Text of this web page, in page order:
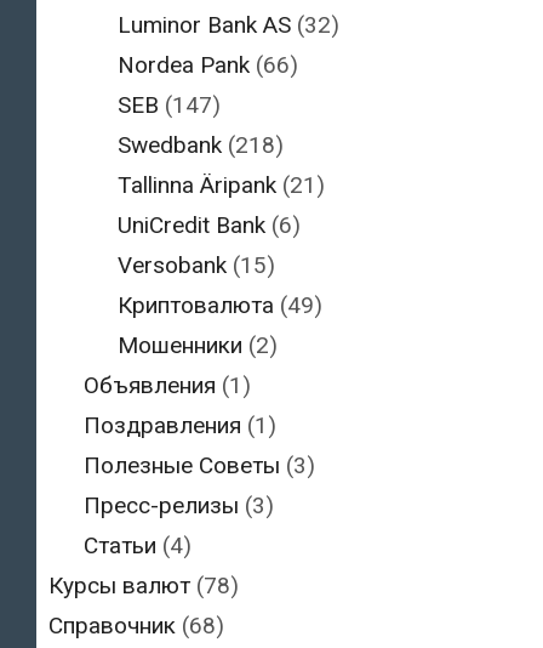
Luminor Bank AS (32)
Nordea Pank (66)
SEB (147)
Swedbank (218)
Tallinna Äripank (21)
UniCredit Bank (6)
Versobank (15)
Криптовалюта (49)
Мошенники (2)
Объявления (1)
Поздравления (1)
Полезные Советы (3)
Пресс-релизы (3)
Статьи (4)
Курсы валют (78)
Справочник (68)